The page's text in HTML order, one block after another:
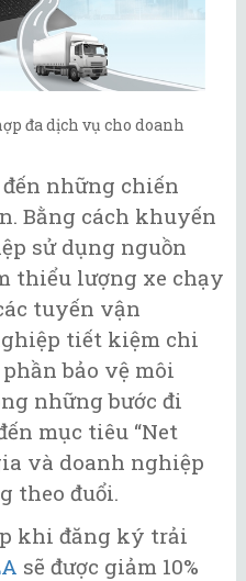
đa dịch vụ cho doanh
những chiến
Bằng cách khuyến
sử dụng nguồn
thiểu lượng xe chạy
tuyến vận
tiết kiệm chi
bảo vệ môi
những bước đi
mục tiêu “Net
và doanh nghiệp
theo đuổi.
khi đăng ký trải
sẽ được giảm 10%